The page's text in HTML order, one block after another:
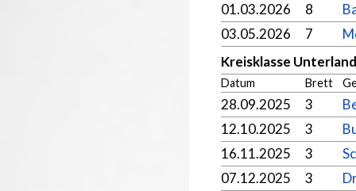
01.03.2026
8
03.05.2026
7
Kreisklasse
Datum Brett
28.09.2025 3
12.10.2025
3
16.11.2025
3
07.12.2025
3